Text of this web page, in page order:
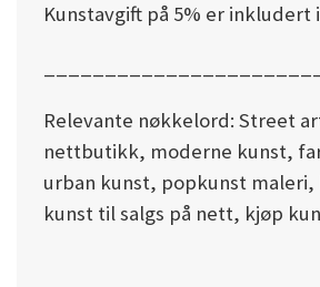
Kunstavgift på 5% er inkludert
Relevante nøkkelord: Street
nettbutikk, moderne kunst,
urban kunst, popkunst
kunst til salgs på nett, kjøp